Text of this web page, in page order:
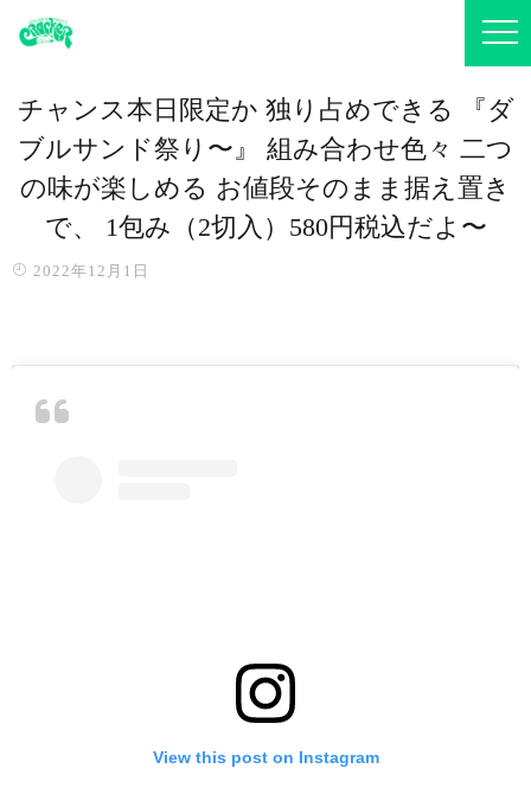
チャンス️本日限定か️ 独り占めできる 『ダ
ブルサンド祭り〜』 組み合わせ色々️ 二つ
の味が楽しめる️ お値段そのまま据え置き
で、 1包み（2切入）580円税込だよ〜
2022年12月1日
View this post on Instagram